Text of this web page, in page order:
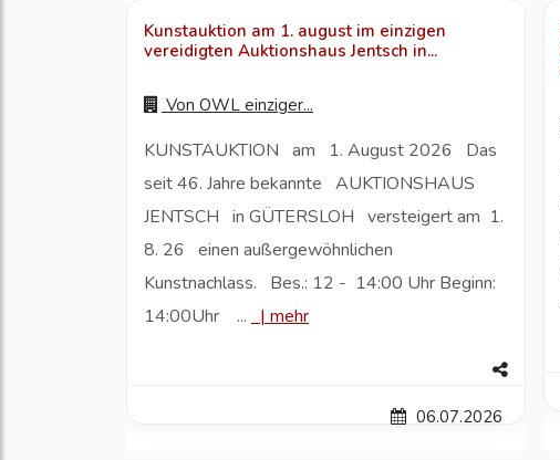
Kunstauktion am 1. august im einzigen
vereidigten Auktionshaus Jentsch in...
Von OWL einziger...
KUNSTAUKTION am 1. August 2026 Das
seit 46. Jahre bekannte AUKTIONSHAUS
JENTSCH in GÜTERSLOH versteigert am 1.
8. 26 einen außergewöhnlichen
Kunstnachlass. Bes.: 12 - 14:00 Uhr Beginn:
14:00Uhr ...
| mehr
06.07.2026